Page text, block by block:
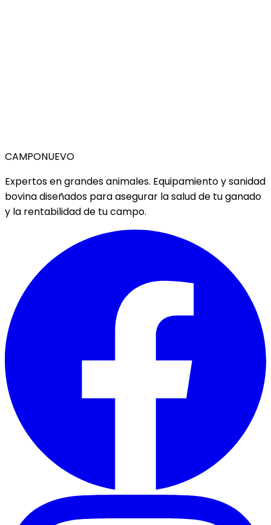
CAMPONUEVO
Expertos en grandes animales. Equipamiento y sanidad
bovina diseñados para asegurar la salud de tu ganado
y la rentabilidad de tu campo.